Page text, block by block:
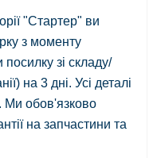
"Стартер" ви
з моменту
посилку зі складу/
на 3 дні. Усі деталі
Ми обов'язково
на запчастини та